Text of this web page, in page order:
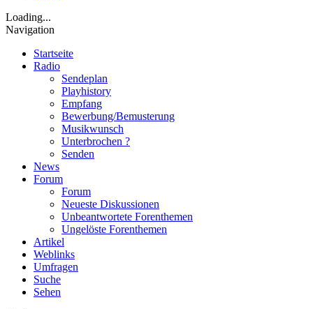
Loading...
Navigation
Startseite
Radio
Sendeplan
Playhistory
Empfang
Bewerbung/Bemusterung
Musikwunsch
Unterbrochen ?
Senden
News
Forum
Forum
Neueste Diskussionen
Unbeantwortete Forenthemen
Ungelöste Forenthemen
Artikel
Weblinks
Umfragen
Suche
Sehen